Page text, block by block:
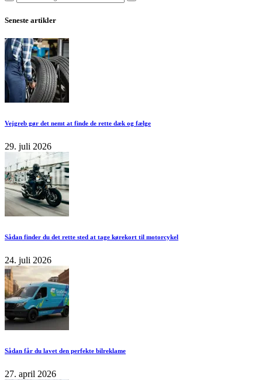
Seneste artikler
Vejgreb gør det nemt at finde de rette dæk og fælge
29. juli 2026
Sådan finder du det rette sted at tage kørekort til motorcykel
24. juli 2026
Sådan får du lavet den perfekte bilreklame
27. april 2026